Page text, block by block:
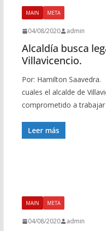
MAIN META
04/08/2020 admin
Alcaldía busca
Villavicencio.
Por: Hamilton
cuales el alcalde de
comprometido a trabajar
Leer más
MAIN META
04/08/2020 admin